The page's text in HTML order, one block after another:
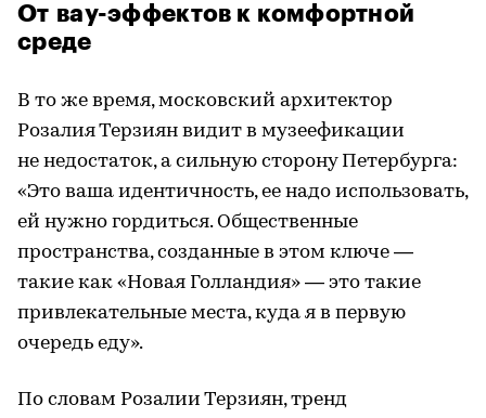
От вау-эффектов к комфортной
среде
В то же время, московский архитектор
Розалия Терзиян видит в музеефикации
не недостаток, а сильную сторону Петербурга:
«Это ваша идентичность, ее надо использовать,
ей нужно гордиться. Общественные
пространства, созданные в этом ключе —
такие как «Новая Голландия» — это такие
привлекательные места, куда я в первую
очередь еду».
По словам Розалии Терзиян, тренд